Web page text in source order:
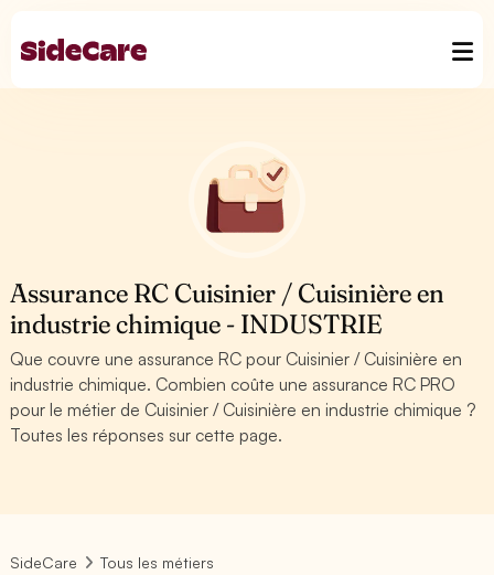
Assurance RC Cuisinier / Cuisinière en
industrie chimique - INDUSTRIE
Que couvre une assurance RC pour Cuisinier / Cuisinière en
industrie chimique. Combien coûte une assurance RC PRO
pour le métier de Cuisinier / Cuisinière en industrie chimique ?
Toutes les réponses sur cette page.
SideCare
Tous les métiers